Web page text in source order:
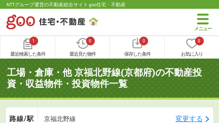
NTTグループ運営の不動産総合サイト goo住宅・不動産
1
最近検索した条件
0
最近見た物件
0
保存した条件
0
お気に入り
工場・倉庫・他 京福北野線(京都府)の不動産投
資・収益物件・投資物件一覧
路線/駅 京福北野線 変更する